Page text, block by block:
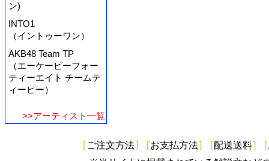
ン)
INTO1
（イントゥーワン）
AKB48 Team TP
（エーケービーフォー
ティーエイト チームテ
ィーピー）
>>アーティスト一覧
[ ご注文方法] [お支払方法] [配送送料] [